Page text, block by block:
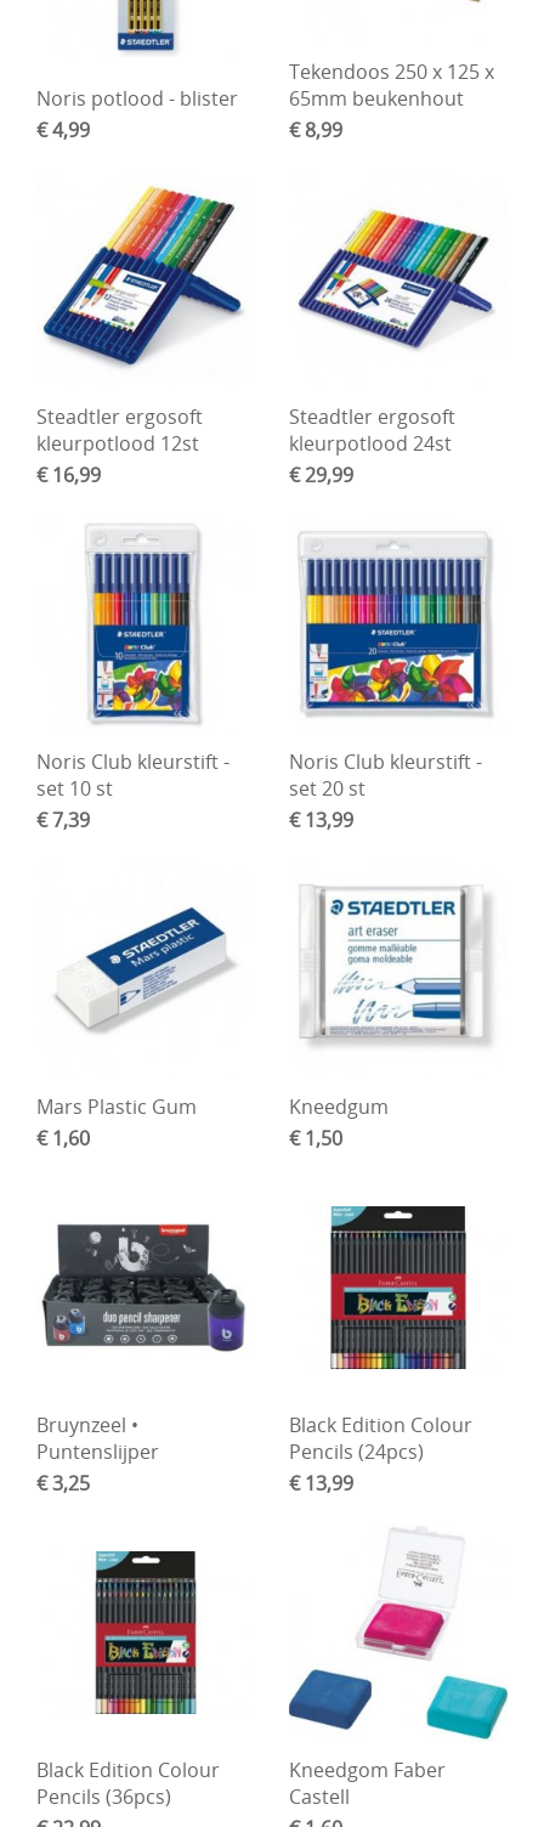
Kleuren - verf - Mediums
Kleurboeken en Handboeken
Cadeaubon
Merken
Voor de kids
Straffe Combo's!!
Noris potlood - blister
€ 4,99
Tekendoos 250 x 125 x
65mm beukenhout
€ 8,99
Steadtler ergosoft
kleurpotlood 12st
€ 16,99
Steadtler ergosoft
kleurpotlood 24st
€ 29,99
Noris Club kleurstift -
set 10 st
€ 7,39
Noris Club kleurstift -
set 20 st
€ 13,99
Mars Plastic Gum
€ 1,60
Kneedgum
€ 1,50
Bruynzeel •
Puntenslijper
€ 3,25
Black Edition Colour
Pencils (24pcs)
€ 13,99
Black Edition Colour
Pencils (36pcs)
Kneedgom Faber
Castell